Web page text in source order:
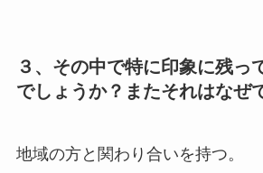
３、その中で特に印象に残っ
でしょうか？またそれはなぜ
地域の方と関わり合いを持つ。